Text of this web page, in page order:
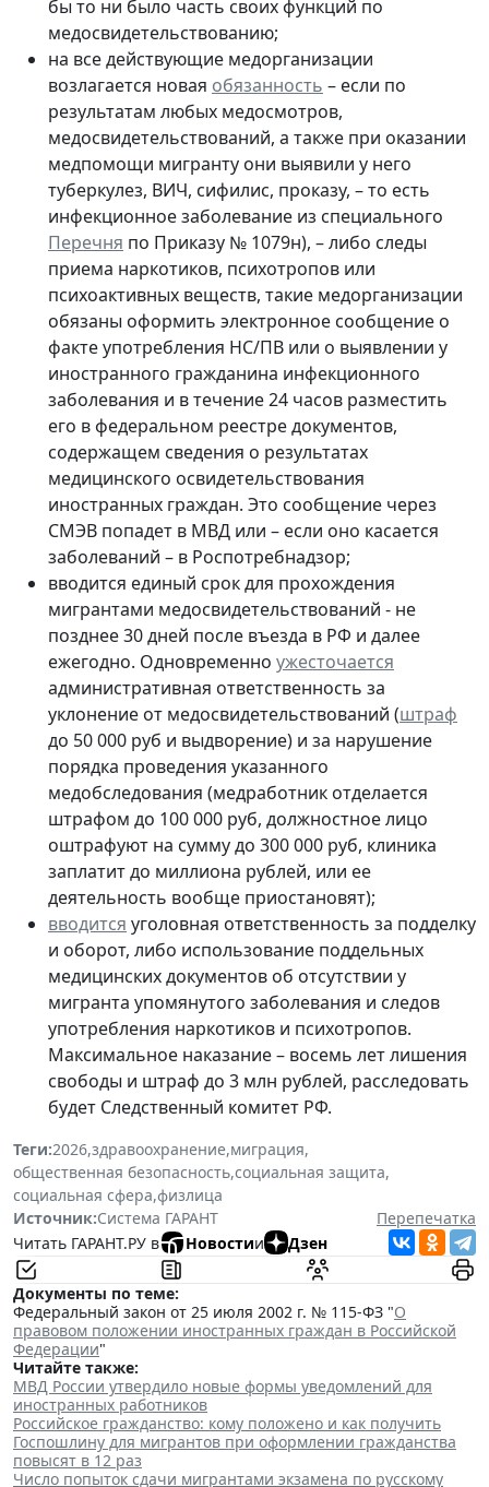
бы то ни было часть своих функций по
медосвидетельствованию;
на все действующие медорганизации
возлагается новая обязанность – если по
результатам любых медосмотров,
медосвидетельствований, а также при оказании
медпомощи мигранту они выявили у него
туберкулез, ВИЧ, сифилис, проказу, – то есть
инфекционное заболевание из специального
Перечня по Приказу № 1079н), – либо следы
приема наркотиков, психотропов или
психоактивных веществ, такие медорганизации
обязаны оформить электронное сообщение о
факте употребления НС/ПВ или о выявлении у
иностранного гражданина инфекционного
заболевания и в течение 24 часов разместить
его в федеральном реестре документов,
содержащем сведения о результатах
медицинского освидетельствования
иностранных граждан. Это сообщение через
СМЭВ попадет в МВД или – если оно касается
заболеваний – в Роспотребнадзор;
вводится единый срок для прохождения
мигрантами медосвидетельствований - не
позднее 30 дней после въезда в РФ и далее
ежегодно. Одновременно ужесточается
административная ответственность за
уклонение от медосвидетельствований (штраф
до 50 000 руб и выдворение) и за нарушение
порядка проведения указанного
медобследования (медработник отделается
штрафом до 100 000 руб, должностное лицо
оштрафуют на сумму до 300 000 руб, клиника
заплатит до миллиона рублей, или ее
деятельность вообще приостановят);
вводится уголовная ответственность за подделку
и оборот, либо использование поддельных
медицинских документов об отсутствии у
мигранта упомянутого заболевания и следов
употребления наркотиков и психотропов.
Максимальное наказание – восемь лет лишения
свободы и штраф до 3 млн рублей, расследовать
будет Следственный комитет РФ.
Теги:2026,здравоохранение,миграция,
общественная безопасность,социальная защита,
социальная сфера,физлица
Источник:Система ГАРАНТ
Перепечатка
Читать ГАРАНТ.РУ в
Новостии Дзен
Документы по теме:
Федеральный закон от 25 июля 2002 г. № 115-ФЗ "О
правовом положении иностранных граждан в Российской
Федерации"
Читайте также:
МВД России утвердило новые формы уведомлений для
иностранных работников
Российское гражданство: кому положено и как получить
Госпошлину для мигрантов при оформлении гражданства
повысят в 12 раз
Число попыток сдачи мигрантами экзамена по русскому